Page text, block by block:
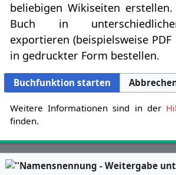
beliebigen Wikiseiten
Buch in
exportieren (beispielsweise
in gedruckter Form bestellen.
Buchfunktion starten
Weitere Informationen sind in der
finden.